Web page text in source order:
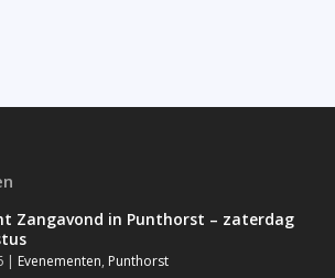
Zangavond in Punthorst – zaterdag
| Evenementen, Punthorst